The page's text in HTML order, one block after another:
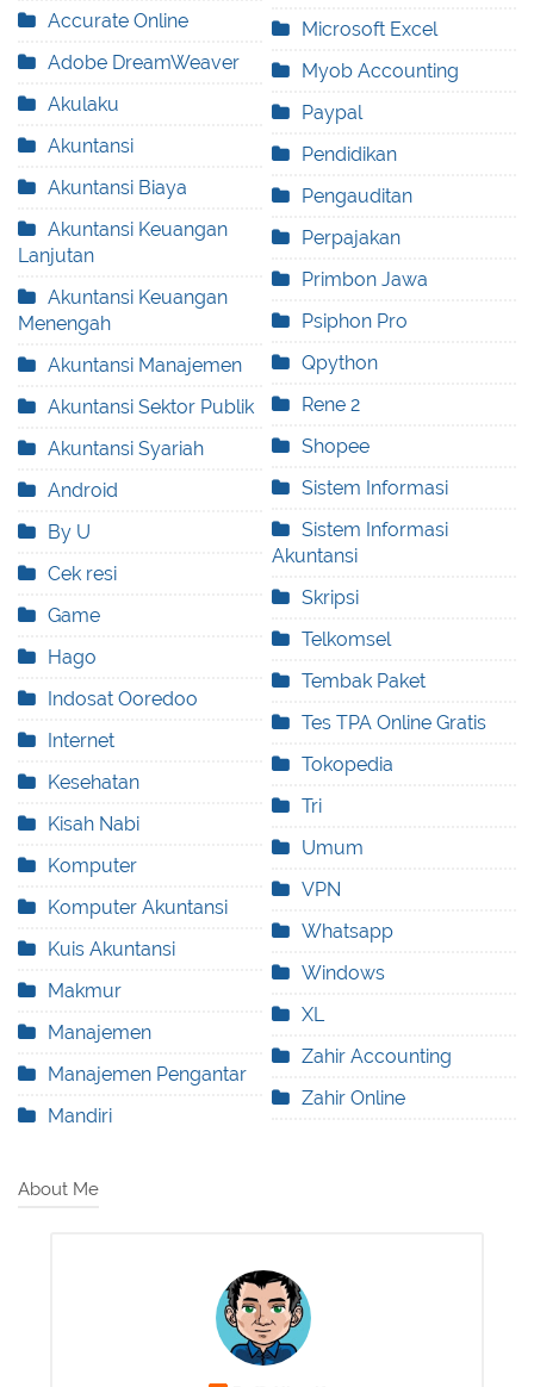
Accurate Online
Adobe DreamWeaver
Akulaku
Akuntansi
Akuntansi Biaya
Akuntansi Keuangan
Lanjutan
Akuntansi Keuangan
Menengah
Akuntansi Manajemen
Akuntansi Sektor Publik
Akuntansi Syariah
Android
By U
Cek resi
Game
Hago
Indosat Ooredoo
Internet
Kesehatan
Kisah Nabi
Komputer
Komputer Akuntansi
Kuis Akuntansi
Makmur
Manajemen
Manajemen Pengantar
Mandiri
Microsoft Excel
Myob Accounting
Paypal
Pendidikan
Pengauditan
Perpajakan
Primbon Jawa
Psiphon Pro
Qpython
Rene 2
Shopee
Sistem Informasi
Sistem Informasi
Akuntansi
Skripsi
Telkomsel
Tembak Paket
Tes TPA Online Gratis
Tokopedia
Tri
Umum
VPN
Whatsapp
Windows
XL
Zahir Accounting
Zahir Online
About Me